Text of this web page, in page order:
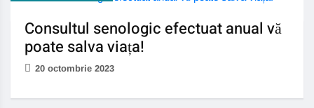
Consultul senologic efectuat anual vă
poate salva viața!
20 octombrie 2023